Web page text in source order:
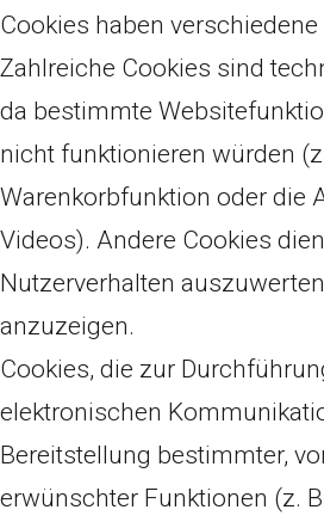
Cookies haben
Zahlreiche Cookies sind
da bestimmte
nicht funktionieren würden
Warenkorbfunktion oder die
Videos). Andere Cookies
Nutzerverhalten
anzuzeigen.
Cookies, die zur
elektronischen
Bereitstellung bestimmter,
erwünschter Funktionen (z.